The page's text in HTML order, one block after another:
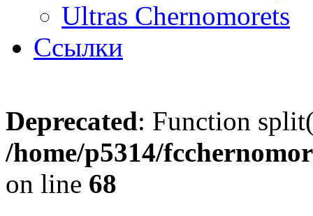
Ultras Chernomorets
Ссылки
Deprecated: Function
/home/p5314/
on line 68